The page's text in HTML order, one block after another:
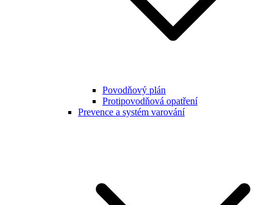
Povodňový plán
Protipovodňová opatření
Prevence a systém varování